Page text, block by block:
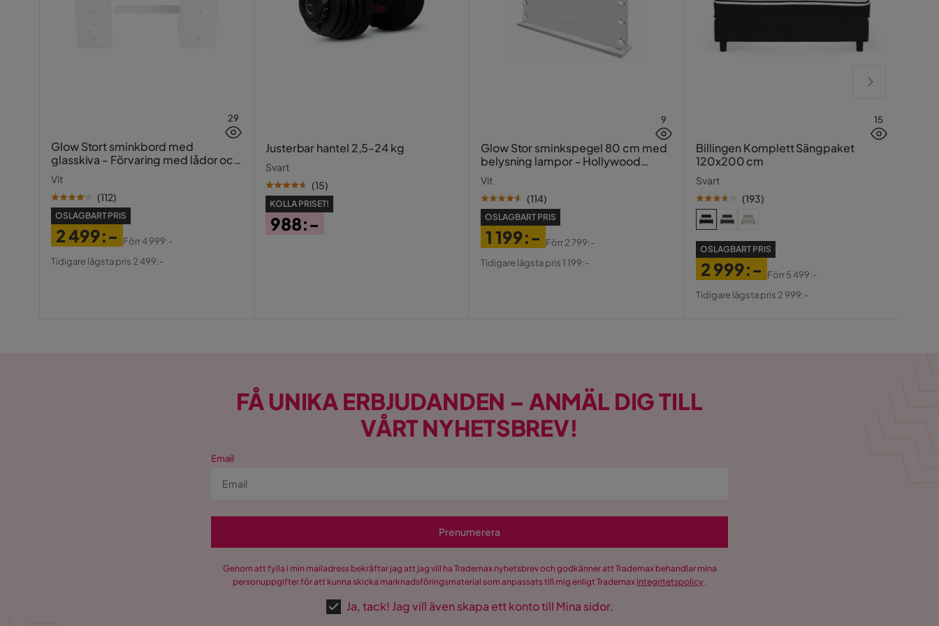
29
Glow Stort sminkbord med
glasskiva - Förvaring med lådor och
Vit
(112)
OSLAGBART PRIS
Pris
2 499:-
Original
Förr4 999:-
Tidigare lägsta pris 2 499:-
Justerbar hantel 2,5-24 kg
Svart
(15)
KOLLA PRISET!
988:-
9
Glow Stor sminkspegel 80 cm med
belysning lampor - Hollywood
spegel med USB-charging
Vit
(114)
OSLAGBART PRIS
Pris
1 199:-
Original
Förr2 799:-
Tidigare lägsta pris 1 199:-
15
Billingen Komplett Sängpaket
120x200 cm
Svart
(193)
OSLAGBART PRIS
Pris
2 999:-
Original
Förr5 499:-
Tidigare lägsta pris 2 999:-
FÅ UNIKA ERBJUDANDEN – ANMÄL DIG TILL
VÅRT NYHETSBREV!
Email
Prenumerera
Genom att fylla i min mailadress bekräftar jag att jag vill ha Trademax nyhetsbrev och godkänner att Trademax behandlar mina
personuppgifter för att kunna skicka marknadsföringsmaterial som anpassats till mig enligt Trademax Integritetspolicy.
Ja, tack! Jag vill även skapa ett konto till Mina sidor.